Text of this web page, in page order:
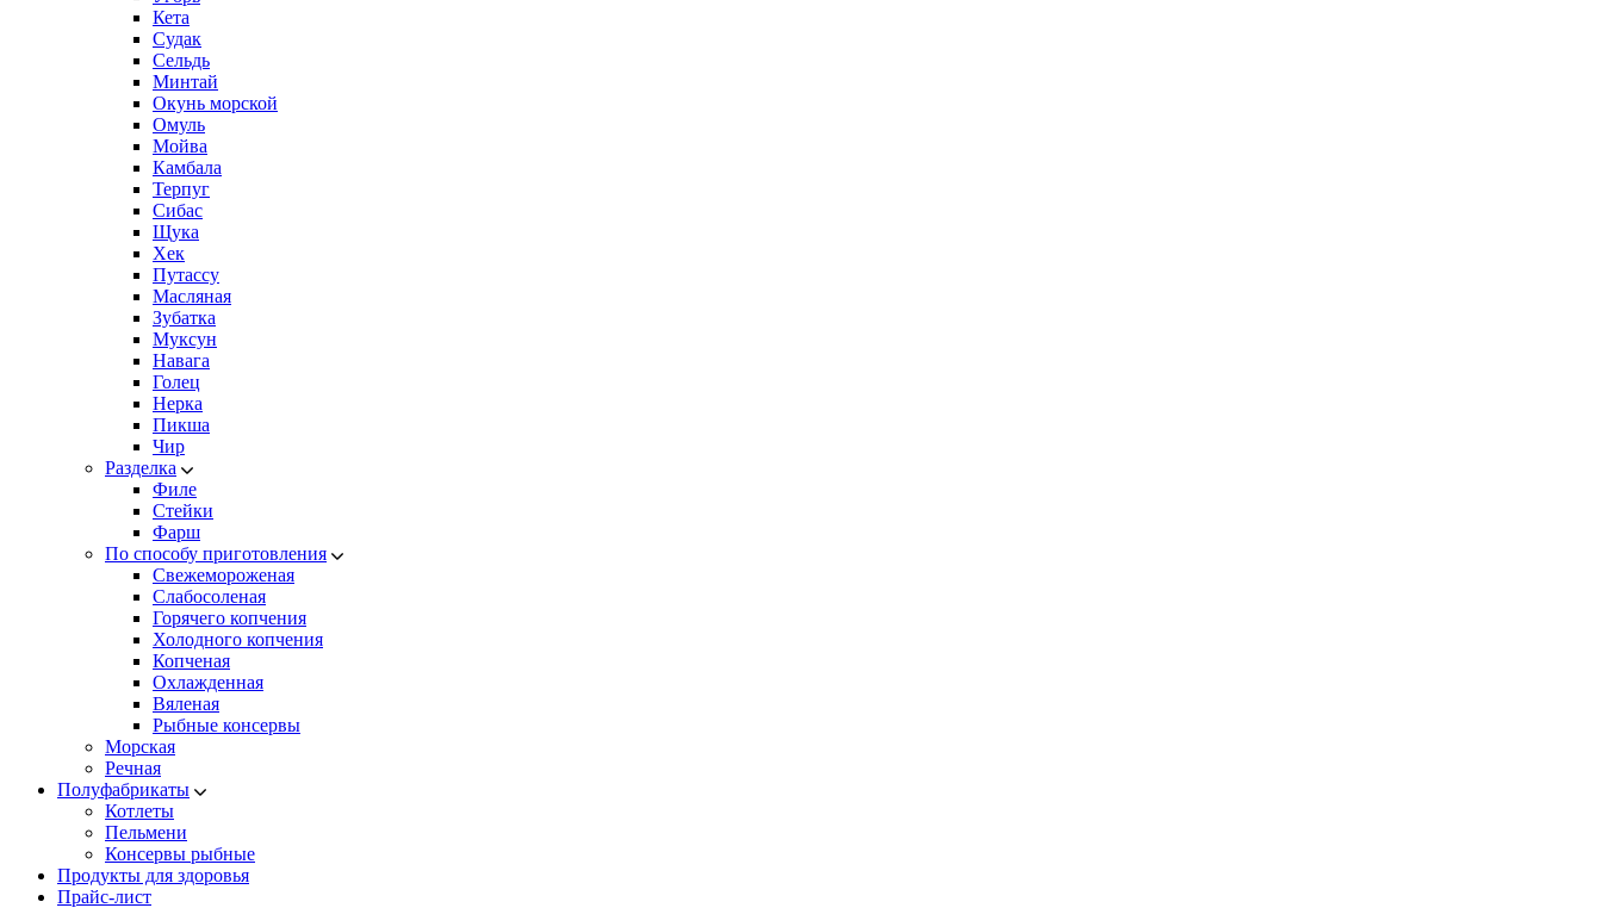
Кета
Судак
Сельдь
Минтай
Окунь морской
Омуль
Мойва
Камбала
Терпуг
Сибас
Щука
Хек
Путассу
Масляная
Зубатка
Муксун
Навага
Голец
Нерка
Пикша
Чир
Разделка
Филе
Стейки
Фарш
По способу приготовления
Свежемороженая
Cлабосоленая
Горячего копчения
Холодного копчения
Копченая
Охлажденная
Вяленая
Рыбные консервы
Морская
Речная
Полуфабрикаты
Котлеты
Пельмени
Консервы рыбные
Продукты для здоровья
Прайс-лист